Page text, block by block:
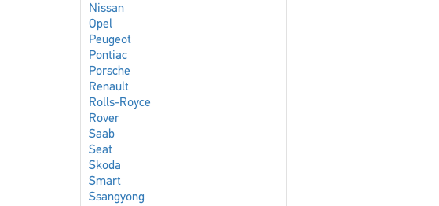
Nissan
Opel
Peugeot
Pontiac
Porsche
Renault
Rolls-Royce
Rover
Saab
Seat
Skoda
Smart
Ssangyong